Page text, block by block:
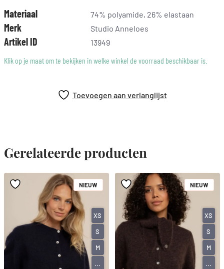
Steekzakken
Studio Anneloes bestseller
Gemaakt van Heavy Travelstof (74% Polyamide, 26% Elastaan)
Binnenbeenlengte: 14 cm
uitstraling. Bruin geeft je look diepte en laat zich mooi
combineren met neutrale tinten zoals ecru, beige en zwart.
Materiaal 74% polyamide, 26% elastaan
Merk Studio Anneloes
Artikel ID
13949
Klik op je maat om te bekijken in welke winkel de voorraad beschikbaar is.
Toevoegen aan verlanglijst
Gerelateerde producten
NIEUW
XS
S
M
...
NIEUW
XS
S
M
...